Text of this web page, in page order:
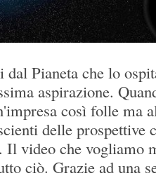
Pianeta che lo
aspirazione.
così folle ma
delle prospettive
Il video che vogliamo
ciò. Grazie ad una